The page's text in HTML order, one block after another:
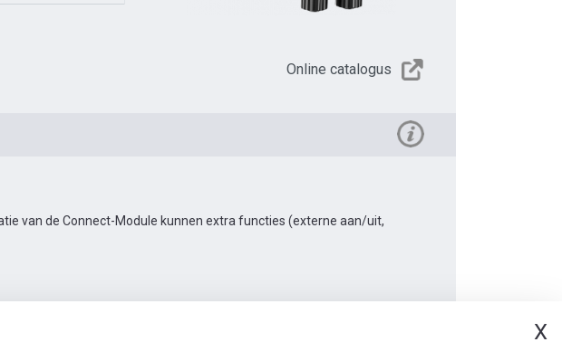
X
Online catalogus
van de Connect-Module kunnen extra functies (externe aan/uit,